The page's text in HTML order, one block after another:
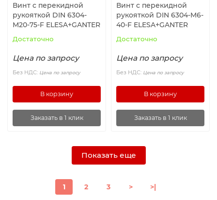
Винт с перекидной
рукояткой DIN 6304-
M20-75-F ELESA+GANTER
Достаточно
Цена по запросу
Без НДС: Цена по запросу
В корзину
Заказать в 1 клик
Винт с перекидной
рукояткой DIN 6304-M6-
40-F ELESA+GANTER
Достаточно
Цена по запросу
Без НДС: Цена по запросу
В корзину
Заказать в 1 клик
Показать еще
1 2 3 > >|